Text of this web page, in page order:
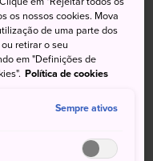
os nossos cookies. Mova
de uma parte dos
retirar o seu
em "Definições de
Política de cookies
Sempre ativos